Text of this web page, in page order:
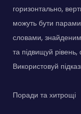
горизонтально,
можуть бути
словами,
та підвищуй
Використовуй
Поради та хитрощі